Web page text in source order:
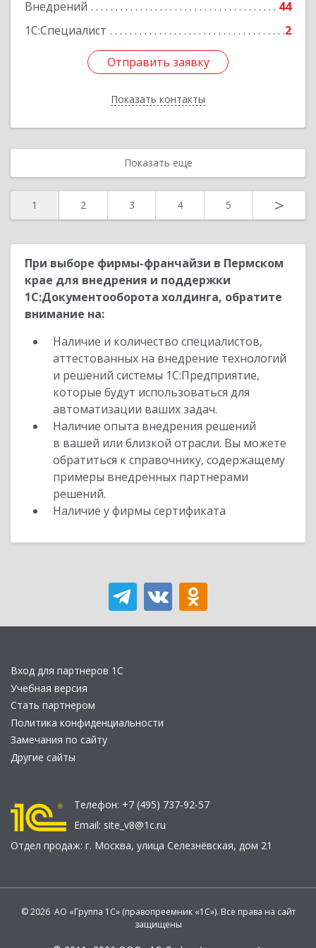
Внедрений
44
1С:Специалист
2
Отправить заявку
Показать контакты
Отправить заявку
Назад
Показать еще
1 2 3 4 5 >
При выборе фирмы-франчайзи в Пермском
крае для внедрения и поддержки
1С:Документооборота холдинга, обратите
внимание на:
Наличие и количество специалистов,
аттестованных на внедрение технологий
и решений системы 1С:Предприятие,
которые будут использоваться для
автоматизации ваших задач.
Наличие опыта внедрения решений
в вашей или близкой отрасли. Вы можете
обратиться к справочнику, содержащему
примеры внедренных партнерами
решений.
Наличие у фирмы сертификата
Вход для партнеров 1С
Учебная версия
Стать партнером
Политика конфиденциальности
Замечания по сайту
Другие сайты
Телефон: +7 (495) 737-92-57
Email: site_v8@1c.ru
Отдел продаж: г. Москва, улица Селезнёвская, дом 21
© 2026 АО «Группа 1С» (правопреемник «1С»). Все права на сайт
защищены